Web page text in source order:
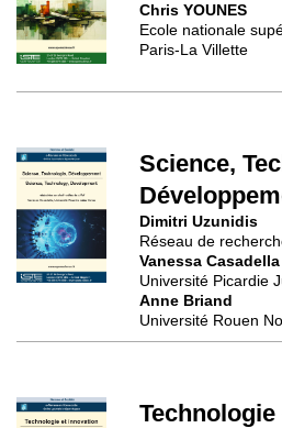
Chris YOUNES
Ecole nationale
Paris-La Villette
Science,
Dimitri Uzunidis
Réseau de
Vanessa Casadella
Université Picardie
Anne Briand
Université Rouen